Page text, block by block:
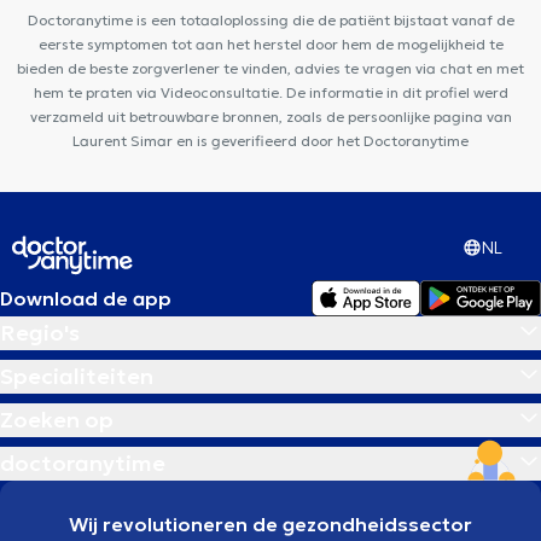
dentaire pierre Jadin
Doctoranytime is een totaaloplossing die de patiënt bijstaat vanaf de
eerste symptomen tot aan het herstel door hem de mogelijkheid te
bieden de beste zorgverlener te vinden, advies te vragen via chat en met
hem te praten via Videoconsultatie. De informatie in dit profiel werd
verzameld uit betrouwbare bronnen, zoals de persoonlijke pagina van
Laurent Simar en is geverifieerd door het Doctoranytime
NL
Download de app
Wij revolutioneren de gezondheidssector